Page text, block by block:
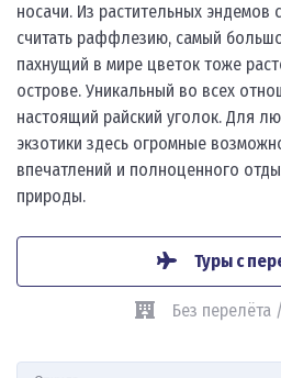
носачи. Из растительных
считать раффлезию, самый
пахнущий в мире цветок тоже
острове. Уникальный во всех
настоящий райский уголок. Для
экзотики здесь огромные
впечатлений и полноценного
природы.
Туры с
Без перелёта